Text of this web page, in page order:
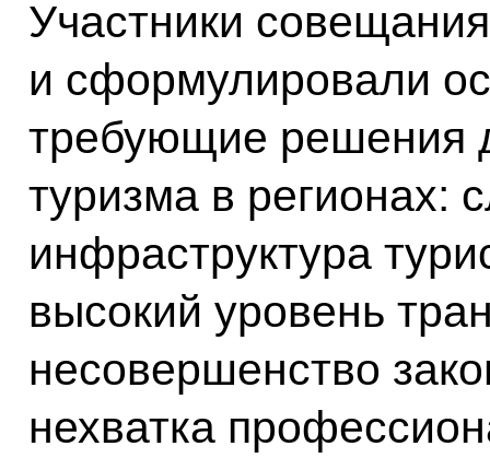
Участники
и сформулировали
требующие решения
туризма в регионах:
инфраструктура
высокий уровень
несовершенство
нехватка